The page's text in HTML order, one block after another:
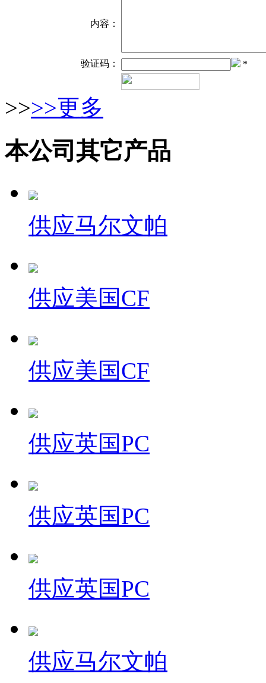
内容：
验证码： *
>>>>更多
本公司其它产品
供应马尔文帕
供应美国CF
供应美国CF
供应英国PC
供应英国PC
供应英国PC
供应马尔文帕